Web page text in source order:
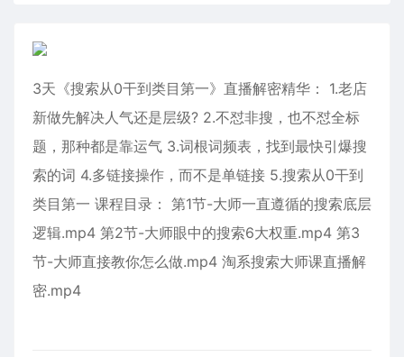
3天《搜索从0干到类目第一》直播解密精华： 1.老店
新做先解决人气还是层级? 2.不怼非搜，也不怼全标
题，那种都是靠运气 3.词根词频表，找到最快引爆搜
索的词 4.多链接操作，而不是单链接 5.搜索从0干到
类目第一 课程目录： 第1节-大师一直遵循的搜索底层
逻辑.mp4 第2节-大师眼中的搜索6大权重.mp4 第3
节-大师直接教你怎么做.mp4 淘系搜索大师课直播解
密.mp4